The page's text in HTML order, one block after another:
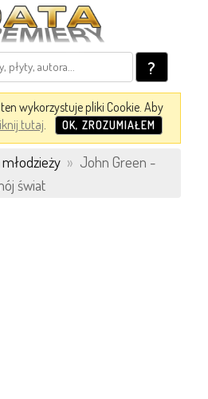
?
wykorzystuje pliki Cookie. Aby
tutaj. OK, ZROZUMIAŁEM
» John Green -
świat